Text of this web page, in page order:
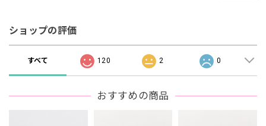
ショップの評価
すべて 120 2 0
おすすめの商品